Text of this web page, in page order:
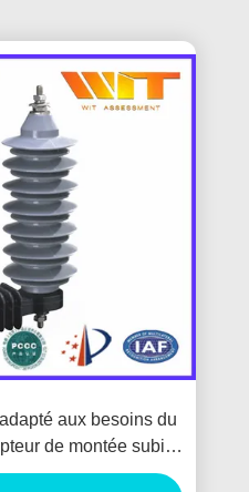
aux besoins du
de montée subite
pour la protection